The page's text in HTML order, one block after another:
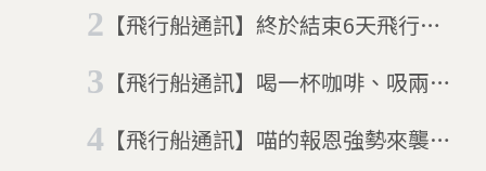
壓壓驚
【飛行船通訊】終於結束6天飛行，
球
【飛行船通訊】喝一杯咖啡、吸兩口
見！
【飛行船通訊】喵的報恩強勢來襲！